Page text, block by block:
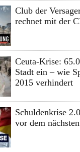
Club der
rechnet mit der
Ceuta-Krise:
Stadt ein – wie
2015 verhindert
Schuldenkrise
vor dem